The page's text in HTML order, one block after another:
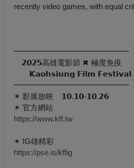
recently video games, with equal
━━━━━━━━━━━━━━━
𝟮𝟬𝟮𝟱高雄電影節 ✖ 極度免疫
𝗞𝗮𝗼𝗵𝘀𝗶𝘂𝗻𝗴 𝗙𝗶𝗹𝗺 𝗙𝗲𝘀𝘁𝗶𝘃𝗮𝗹
━━━━━━━━━━━━━━━
✶ 影展放映 ​ ​ ​ 𝟭𝟬.𝟭𝟬-𝟭𝟬.𝟮𝟲
✶ 官方網站 ​ ​ ​
https://www.kff.tw
✶ IG雄精彩 ​ ​ ​
https://pse.is/kffig